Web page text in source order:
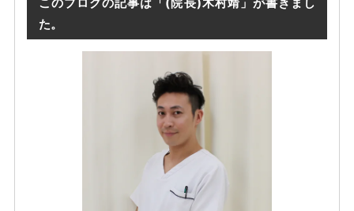
た。